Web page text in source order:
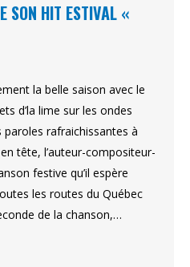
SON HIT ESTIVAL «
la belle saison avec le
d’la lime sur les ondes
rafraichissantes à
tête, l’auteur-compositeur-
festive qu’il espère
les routes du Québec
de la chanson,…